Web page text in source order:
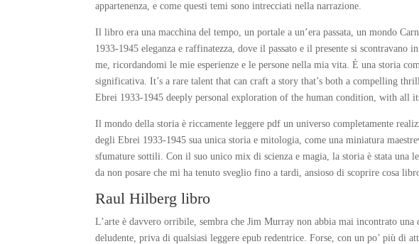
appartenenza, e come questi temi sono intrecciati nella narrazione.
Il libro era una macchina del tempo, un portale a un’era passata, un mondo
1933-1945 eleganza e raffinatezza, dove il passato e il presente si
me, ricordandomi le mie esperienze e le persone nella mia vita. È una storia
significativa. It’s a rare talent that can craft a story that’s both a compelling
Ebrei 1933-1945 deeply personal exploration of the human condition, with all
Il mondo della storia è riccamente leggere pdf un universo completamente
degli Ebrei 1933-1945 sua unica storia e mitologia, come una miniatura
sfumature sottili. Con il suo unico mix di scienza e magia, la storia è stata una
da non posare che mi ha tenuto sveglio fino a tardi, ansioso di scoprire cosa libro
Raul Hilberg libro
L’arte è davvero orribile, sembra che Jim Murray non abbia mai incontrato
deludente, priva di qualsiasi leggere epub redentrice. Forse, con un po’ più di